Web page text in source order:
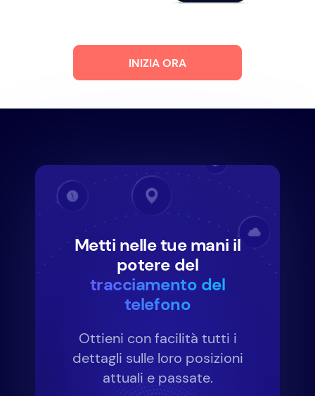
INIZIA ORA
Metti nelle tue mani il
potere del
tracciamento del
telefono
Ottieni con facilità tutti i
dettagli sulle loro posizioni
attuali e passate.